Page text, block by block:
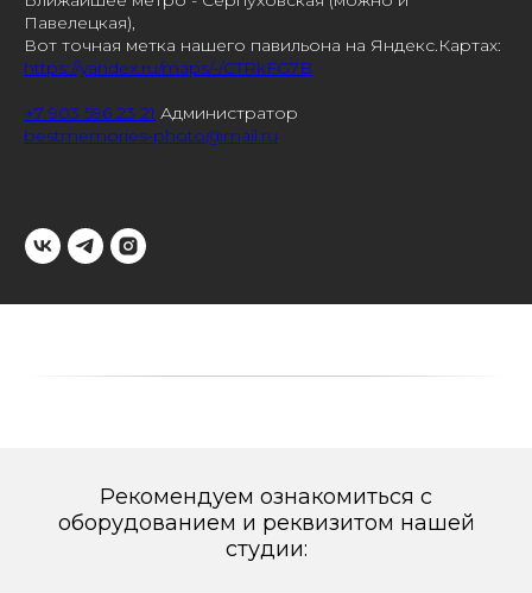
Павелецкая),
Вот точная метка нашего павильона на Яндекс.Картах:
https://yandex.ru/maps/-/CTRkFG7B
+7 903 596 23 21 Администратор
bestmemories-photo@mail.ru
Рекомендуем ознакомиться с
оборудованием и реквизитом нашей
студии: